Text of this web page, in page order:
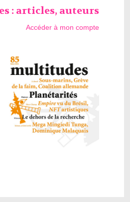
: articles, auteurs
Accéder à mon compte